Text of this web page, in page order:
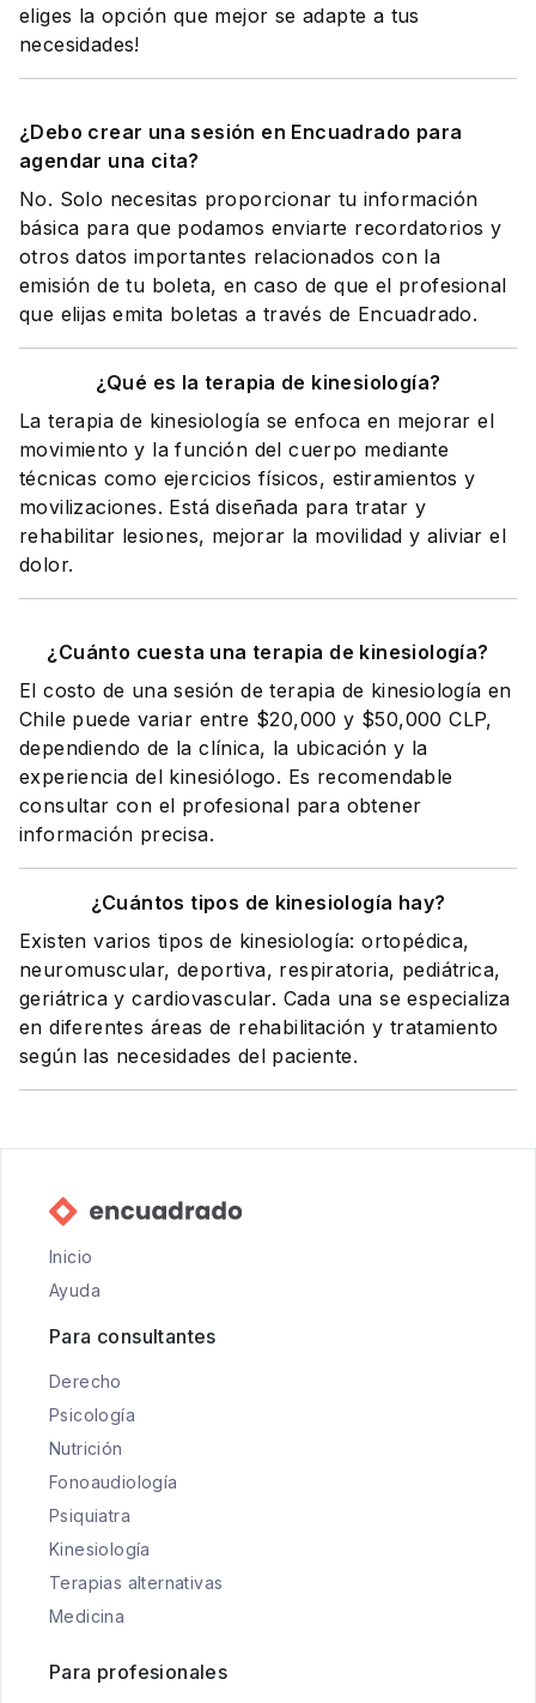
eliges la opción que mejor se adapte a tus
necesidades!
¿Debo crear una sesión en Encuadrado para
agendar una cita?
No. Solo necesitas proporcionar tu información
básica para que podamos enviarte recordatorios y
otros datos importantes relacionados con la
emisión de tu boleta, en caso de que el profesional
que elijas emita boletas a través de Encuadrado.
¿Qué es la terapia de kinesiología?
La terapia de kinesiología se enfoca en mejorar el
movimiento y la función del cuerpo mediante
técnicas como ejercicios físicos, estiramientos y
movilizaciones. Está diseñada para tratar y
rehabilitar lesiones, mejorar la movilidad y aliviar el
dolor.
¿Cuánto cuesta una terapia de kinesiología?
El costo de una sesión de terapia de kinesiología en
Chile puede variar entre $20,000 y $50,000 CLP,
dependiendo de la clínica, la ubicación y la
experiencia del kinesiólogo. Es recomendable
consultar con el profesional para obtener
información precisa.
¿Cuántos tipos de kinesiología hay?
Existen varios tipos de kinesiología: ortopédica,
neuromuscular, deportiva, respiratoria, pediátrica,
geriátrica y cardiovascular. Cada una se especializa
en diferentes áreas de rehabilitación y tratamiento
según las necesidades del paciente.
Inicio
Ayuda
Para consultantes
Derecho
Psicología
Nutrición
Fonoaudiología
Psiquiatra
Kinesiología
Terapias alternativas
Medicina
Para profesionales